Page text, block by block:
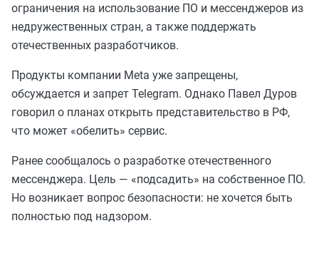
ограничения на использование ПО и мессенджеров из
недружественных стран, а также поддержать
отечественных разработчиков.
Продукты компании Meta уже запрещены,
обсуждается и запрет Telegram. Однако Павел Дуров
говорил о планах открыть представительство в РФ,
что может «обелить» сервис.
Ранее сообщалось о разработке отечественного
мессенджера. Цель — «подсадить» на собственное ПО.
Но возникает вопрос безопасности: не хочется быть
полностью под надзором.